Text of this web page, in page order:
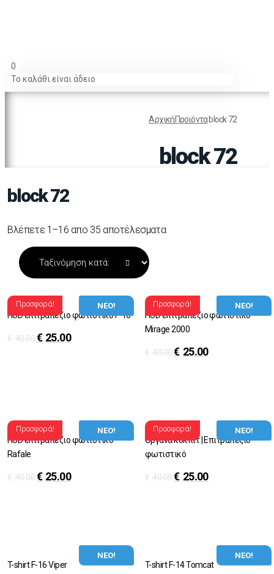
0
Το καλάθι είναι άδειο
ΑρχικήΠροϊόνταblock 72
block 72
block 72
Βλέπετε 1–16 απο 35 αποτέλεσματα
Προσφορά! ΝΕΟ!
HUD επιτραπέζιο φωτιστικό F-16
€ 40.00€25.00
Προσφορά! ΝΕΟ!
HUD επιτραπέζιο φωτιστικό
Mirage 2000
€ 40.00€25.00
Προσφορά! ΝΕΟ!
HUD επιτραπέζιο φωτιστικό
Rafale
€ 40.00€25.00
Προσφορά! ΝΕΟ!
Oργανα κόκπιτ | Eπιτραπέζιο
φωτιστικό
€ 40.00€25.00
ΝΕΟ!
T-shirt F-16 Viper
ΝΕΟ!
T-shirt F-14 Tomcat